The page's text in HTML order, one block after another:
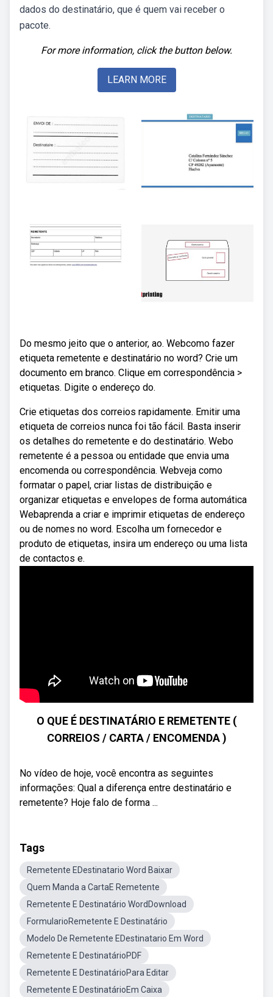
dados do destinatário, que é quem vai receber o
pacote.
For more information, click the button below.
LEARN MORE
Do mesmo jeito que o anterior, ao. Webcomo fazer
etiqueta remetente e destinatário no word? Crie um
documento em branco. Clique em correspondência >
etiquetas. Digite o endereço do.
Crie etiquetas dos correios rapidamente. Emitir uma
etiqueta de correios nunca foi tão fácil. Basta inserir
os detalhes do remetente e do destinatário. Webo
remetente é a pessoa ou entidade que envia uma
encomenda ou correspondência. Webveja como
formatar o papel, criar listas de distribuição e
organizar etiquetas e envelopes de forma automática
Webaprenda a criar e imprimir etiquetas de endereço
ou de nomes no word. Escolha um fornecedor e
produto de etiquetas, insira um endereço ou uma lista
de contactos e.
O QUE É DESTINATÁRIO E REMETENTE (
CORREIOS / CARTA / ENCOMENDA )
No vídeo de hoje, você encontra as seguintes
informações: Qual a diferença entre destinatário e
remetente? Hoje falo de forma ...
Tags
Remetente EDestinatario Word Baixar
Quem Manda a CartaE Remetente
Remetente E Destinatário WordDownload
FormularioRemetente E Destinatário
Modelo De Remetente EDestinatario Em Word
Remetente E DestinatárioPDF
Remetente E DestinatárioPara Editar
Remetente E DestinatárioEm Caixa